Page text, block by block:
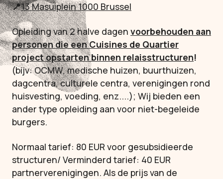
📍13 Masuiplein 1000 Brussel
Opleiding van 2 halve dagen voorbehouden aan
personen die een Cuisines de Quartier
project opstarten binnen relaisstructuren!
(bijv: OCMW, medische huizen, buurthuizen,
dagcentra, culturele centra, verenigingen rond
huisvesting, voeding, enz....); Wij bieden een
ander type opleiding aan voor niet-begeleide
burgers.
Normaal tarief: 80 EUR voor gesubsidieerde
structuren/ Verminderd tarief: 40 EUR
partnerverenigingen. Als de prijs van de